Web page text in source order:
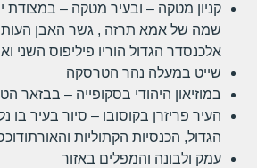
קניון מטקה – ובעיר מטקה – במצודת
שמה של אמא תרזה , גשר האבן
אלכנסדר הגדול הוריו פיליפוס השני
שייט במעלה נהר הטרסקה
במוזיאון היהודי בסקופייה – בבזאר
העיר פריזרן בקוסובו – סיור בעיר
הגדול, הכנסיות הקתוליות
עמק ולבונה והמפלים באזור